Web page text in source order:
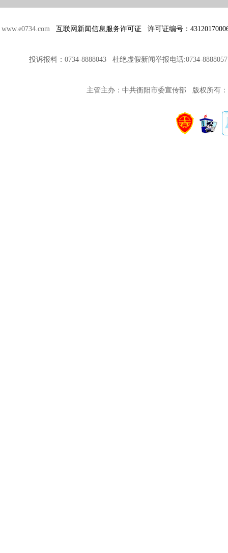
www.e0734.com 互联网新闻信息服务许可证 许可证编号：
投诉报料：0734-8888043 杜绝虚假新闻举报电话:0734-
主管主办：中共衡阳市委宣传部 版权所有